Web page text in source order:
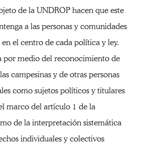
de la UNDROP hacen que este
a las personas y comunidades
el centro de cada política y ley.
por medio del reconocimiento de
campesinas y de otras personas
como sujetos políticos y titulares
marco del artículo 1 de la
de la interpretación sistemática
individuales y colectivos